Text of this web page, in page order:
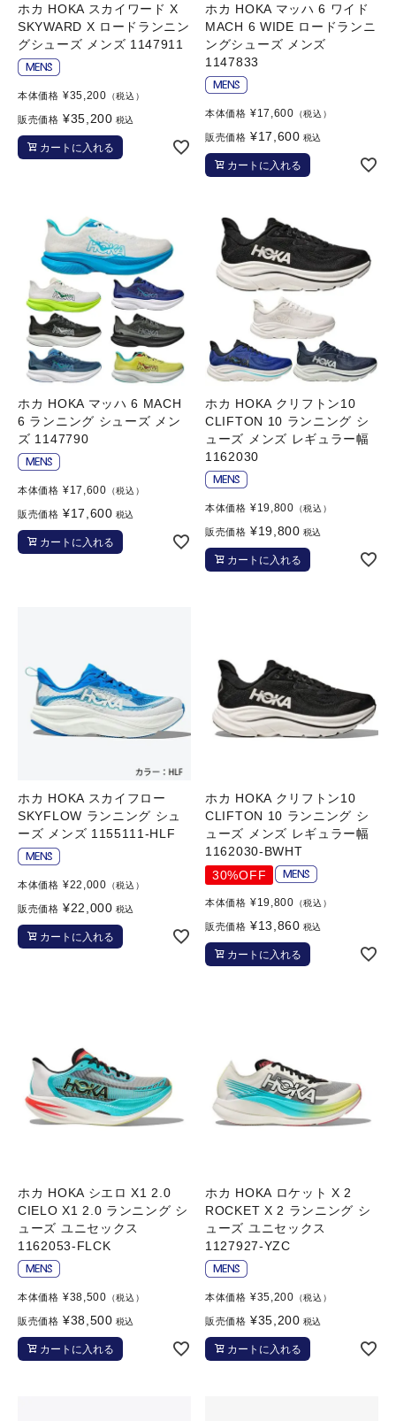
ホカ HOKA スカイワード X
SKYWARD X ロードランニン
グシューズ メンズ 1147911
本体価格 ¥35,200 （税込）
販売価格 ¥35,200 税込
カートに入れる
ホカ HOKA マッハ 6 ワイド
MACH 6 WIDE ロードランニ
ングシューズ メンズ
1147833
本体価格 ¥17,600 （税込）
販売価格 ¥17,600 税込
カートに入れる
ホカ HOKA マッハ 6 MACH
6 ランニング シューズ メン
ズ 1147790
本体価格 ¥17,600 （税込）
販売価格 ¥17,600 税込
カートに入れる
ホカ HOKA クリフトン10
CLIFTON 10 ランニング シ
ューズ メンズ レギュラー幅
1162030
本体価格 ¥19,800 （税込）
販売価格 ¥19,800 税込
カートに入れる
ホカ HOKA スカイフロー
SKYFLOW ランニング シュ
ーズ メンズ 1155111-HLF
本体価格 ¥22,000 （税込）
販売価格 ¥22,000 税込
カートに入れる
ホカ HOKA クリフトン10
CLIFTON 10 ランニング シ
ューズ メンズ レギュラー幅
1162030-BWHT
30%OFF
本体価格 ¥19,800 （税込）
販売価格 ¥13,860 税込
カートに入れる
ホカ HOKA シエロ X1 2.0
CIELO X1 2.0 ランニング シ
ューズ ユニセックス
1162053-FLCK
本体価格 ¥38,500 （税込）
販売価格 ¥38,500 税込
カートに入れる
ホカ HOKA ロケット X 2
ROCKET X 2 ランニング シ
ューズ ユニセックス
1127927-YZC
本体価格 ¥35,200 （税込）
販売価格 ¥35,200 税込
カートに入れる